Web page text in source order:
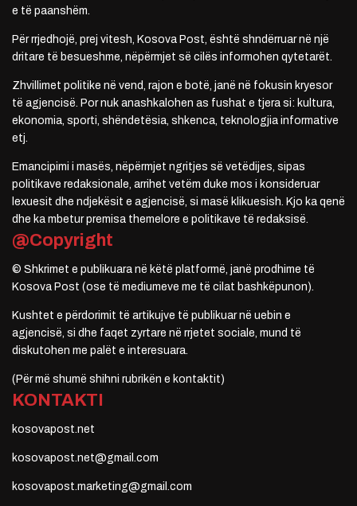
e të paanshëm.
Për rrjedhojë, prej vitesh, Kosova Post, është shndërruar në një
dritare të besueshme, nëpërmjet së cilës informohen qytetarët.
Zhvillimet politike në vend, rajon e botë, janë në fokusin kryesor
të agjencisë. Por nuk anashkalohen as fushat e tjera si: kultura,
ekonomia, sporti, shëndetësia, shkenca, teknologjia informative
etj.
Emancipimi i masës, nëpërmjet ngritjes së vetëdijes, sipas
politikave redaksionale, arrihet vetëm duke mos i konsideruar
lexuesit dhe ndjekësit e agjencisë, si masë klikuesish. Kjo ka qenë
dhe ka mbetur premisa themelore e politikave të redaksisë.
@Copyright
© Shkrimet e publikuara në këtë platformë, janë prodhime të
Kosova Post (ose të mediumeve me të cilat bashkëpunon).
Kushtet e përdorimit të artikujve të publikuar në uebin e
agjencisë, si dhe faqet zyrtare në rrjetet sociale, mund të
diskutohen me palët e interesuara.
(Për më shumë shihni rubrikën e kontaktit)
KONTAKTI
kosovapost.net
kosovapost.net@gmail.com
kosovapost.marketing@gmail.com